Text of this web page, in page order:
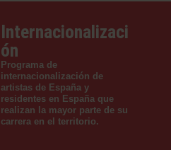
Internacionalizaci
ón
Programa de
internacionalización de
artistas de España y
residentes en España que
realizan la mayor parte de su
carrera en el territorio.